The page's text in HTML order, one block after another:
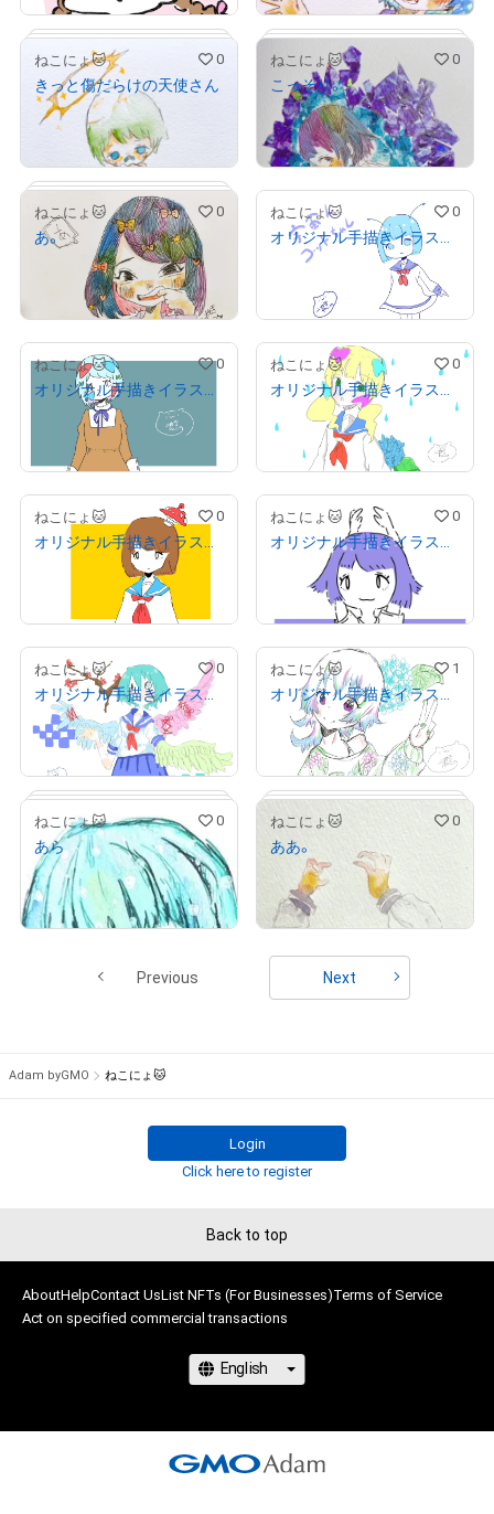
# 1/2
ねこにょ🐱 0
きっと傷だらけの天使さん
¥1,500 $9.51
Primary Sale
# 1/2
ねこにょ🐱 0
こっそり。
2,000 ($12.68)
Primary Sale
# 1/2
ねこにょ🐱 0
あ。
($12.68
Primary Sale
ねこにょ🐱 0
1,000
Primary Sale
ねこにょ🐱 0
1,000 ($6.34
Primary Sale
ねこにょ🐱 0
¥ 1,000 ($ 6.34
Primary Sale
ねこにょ🐱 0
Primary Sale
ねこにょ🐱 0
1,000 $6.34)
Primary Sale
ねこにょ🐱 0
オリジナル手描きイラスト キズモノ
¥ 1,000 ($6.34)
Primary Sale
ねこにょ🐱 1
1,000 ($6.34)
Primary Sale
# 1/2
ねこにょ🐱 0
あら
¥1,200 ($ 7.61)
Primary Sale
ねこにょ🐱 0
ああ。
¥ 1,500 9.51)
Primary Sale
Previous Next
Adam byGMO ねこにょ🐱
Login
Click here to register
Back to top
AboutHelpContact UsList NFTs (For Businesses)Terms of Service
Act on specified commercial transactions